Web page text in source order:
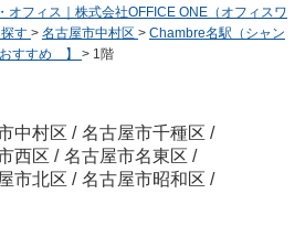
オフィス｜株式会社OFFICE ONE（オフィスワ
す > 名古屋市中村区 > Chambre名駅（シャン
すすめ 】
> 1階
中村区 / 名古屋市千種区 /
西区 / 名古屋市名東区 /
市北区 / 名古屋市昭和区 /